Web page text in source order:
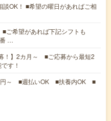
OK！ ■希望の曜日があればご相
ご希望があれば下記シフトも
…
！】2カ月～ ■ご応募から最短2
す！
円～ ■週払いOK ■扶養内OK ■